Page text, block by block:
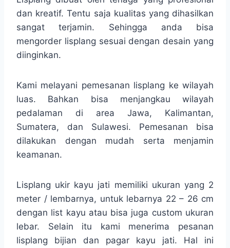
dan kreatif. Tentu saja kualitas yang dihasilkan
sangat terjamin. Sehingga anda bisa
mengorder lisplang sesuai dengan desain yang
diinginkan.
Kami melayani pemesanan lisplang ke wilayah
luas. Bahkan bisa menjangkau wilayah
pedalaman di area Jawa, Kalimantan,
Sumatera, dan Sulawesi. Pemesanan bisa
dilakukan dengan mudah serta menjamin
keamanan.
Lisplang ukir kayu jati memiliki ukuran yang 2
meter / lembarnya, untuk lebarnya 22 – 26 cm
dengan list kayu atau bisa juga custom ukuran
lebar. Selain itu kami menerima pesanan
lisplang bijian dan pagar kayu jati. Hal ini